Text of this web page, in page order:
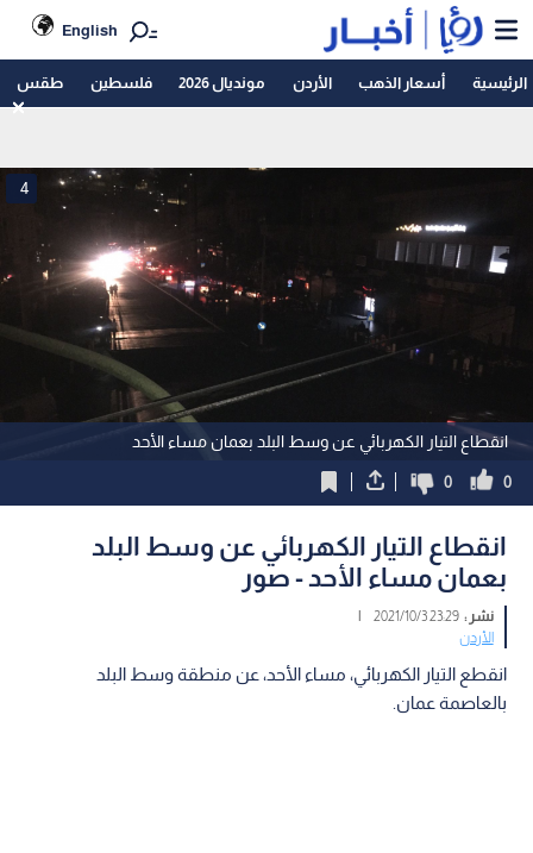
English
الرئيسية أسعار الذهب الأردن مونديال 2026 فلسطين طقس
انقطاع التيار الكهربائي عن وسط البلد بعمان مساء الأحد
4
0
0
انقطاع التيار الكهربائي عن وسط البلد
بعمان مساء الأحد - صور
نشر :23:29 2021/10/3
|
الأردن
انقطع التيار الكهربائي، مساء الأحد، عن منطقة وسط البلد
بالعاصمة عمان.